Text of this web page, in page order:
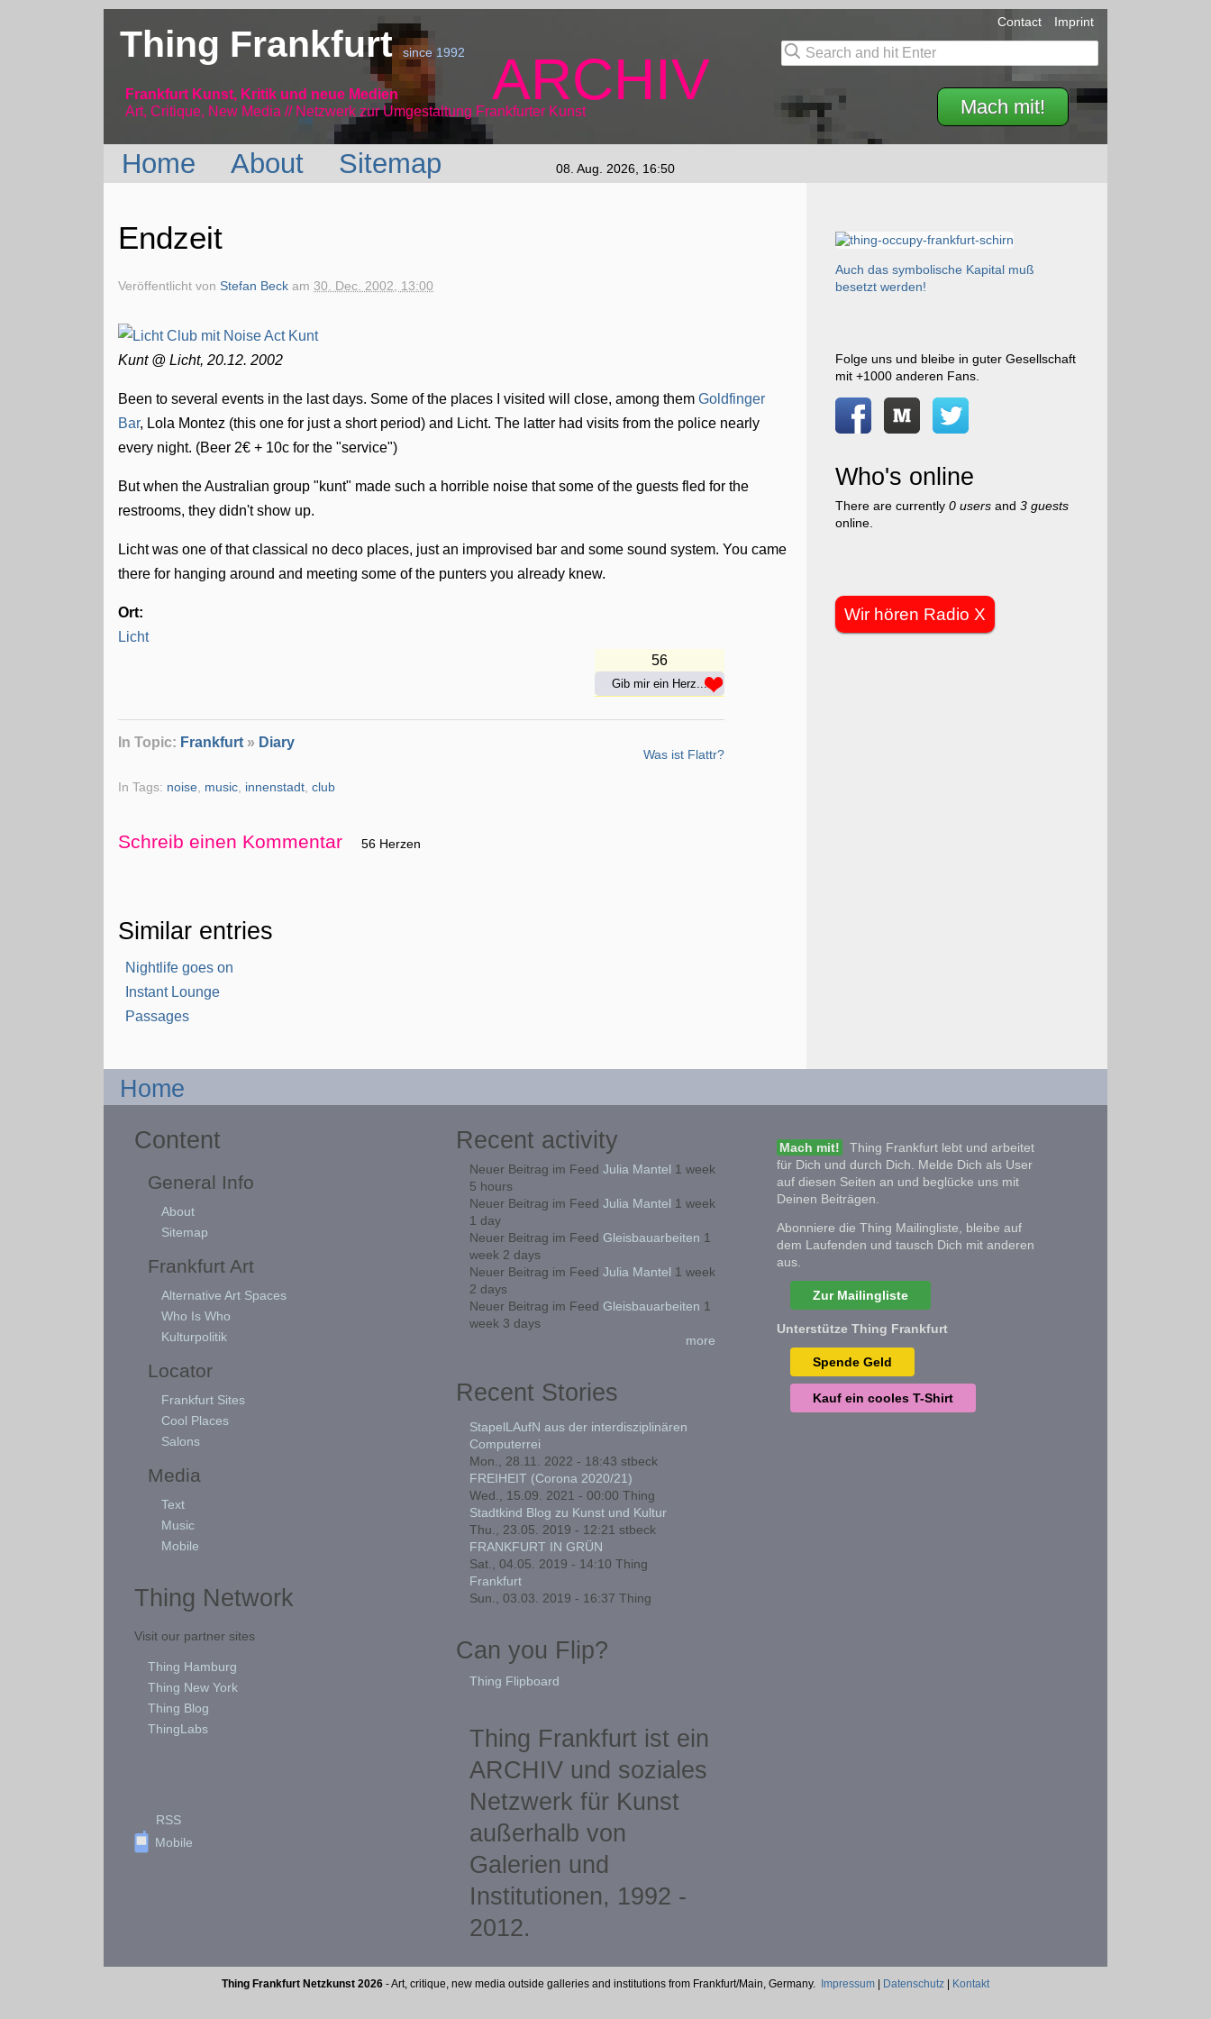
Thing Frankfurtsince 1992
Frankfurt Kunst, Kritik und neue Medien
Art, Critique, New Media // Netzwerk
ARCHIV
zur Umgestaltung Frankfurter Kunst Mach mit!
Contact Imprint
Home About Sitemap 08. Aug. 2026, 16:50
Endzeit
Veröffentlicht vonStefan Beck am 30. Dec. 2002, 13:00
Kunt @ Licht, 20.12. 2002
Been to several events in the last days. Some of the places I visited will close, among themGoldfinger
Bar, Lola Montez (this one for just a short period) and Licht. The latter had visits from the police nearly
every night. (Beer 2€ + 10c for the "service")
But when the Australian group "kunt" made such a horrible noise that some of the guests fled for the
restrooms, they didn't show up.
Licht was one of that classical no deco places, just an improvised bar and some sound system. You came
there for hanging around and meeting some of the punters you already knew.
Ort:
Licht
56
Gib mir ein Herz...
In Topic: Frankfurt » Diary
In Tags: noise music innenstadt ,club
Was ist Flattr?
Schreib einen Kommentar 56 Herzen
Similar entries
Nightlife goes on
Instant Lounge
Passages
Auch das symbolische Kapital muß
besetzt werden!
Folge uns und bleibe in guter Gesellschaft
mit +1000 anderen Fans.
Who's online
There are currently 0 usersand 3 guests
online.
Wir hören Radio X
Home
Content
General Info
About
Sitemap
Frankfurt Art
Alternative Art Spaces
Who Is Who
Kulturpolitik
Locator
Frankfurt Sites
Cool Places
Salons
Media
Text
Music
Mobile
Thing Network
Visit our partner sites
Thing Hamburg
Thing New York
Thing Blog
ThingLabs
RSS
Mobile
Recent activity
Neuer Beitrag im Feed Julia Mantel 1 week
5 hours
Neuer Beitrag im Feed Julia Mantel 1 week
1 day
Neuer Beitrag im Feed Gleisbauarbeiten 1
week 2 days
Neuer Beitrag im Feed Julia Mantel 1 week
2 days
Neuer Beitrag im Feed Gleisbauarbeiten 1
week 3 days
more
Recent Stories
StapelLAufN aus der interdisziplinären
Computerrei
Mon., 28.11. 2022 - 18:43 stbeck
FREIHEIT (Corona 2020/21)
Wed., 15.09. 2021 - 00:00 Thing
Stadtkind Blog zu Kunst und Kultur
Thu., 23.05. 2019 - 12:21 stbeck
FRANKFURT IN GRÜN
Sat., 04.05. 2019 - 14:10 Thing
Frankfurt
Sun., 03.03. 2019 - 16:37 Thing
Can you Flip?
Thing Flipboard
Thing Frankfurt ist ein
ARCHIV und soziales
Netzwerk für Kunst
außerhalb von
Galerien und
Institutionen, 1992 -
2012.
Mach mit!
Thing Frankfurt lebt und arbeitet
für Dich und durch Dich. Melde Dich als User
auf diesen Seiten an und beglücke uns mit
Deinen Beiträgen.
Abonniere die Thing Mailingliste, bleibe auf
dem Laufenden und tausch Dich mit anderen
aus.
Zur Mailingliste
Unterstütze Thing Frankfurt
Spende Geld
Kauf ein cooles T-Shirt
Thing Frankfurt Netzkunst 2026- Art, critique, new media outside galleries and institutions from Frankfurt/Main, Germany. Impressum| Datenschutz| Kontakt